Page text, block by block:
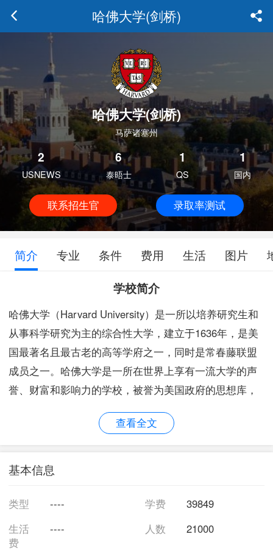
哈佛大学(剑桥)
哈佛大学(剑桥)
马萨诸塞州
2
USNEWS
6
泰晤士
1
QS
1
国内
联系招生官 录取率测试
简介 专业 条件 费用 生活 图片
学校简介
哈佛大学（Harvard University）是一所以培养研究生和
从事科学研究为主的综合性大学，建立于1636年，是美
国最著名且最古老的高等学府之一，同时是常春藤联盟
成员之一。哈佛大学是一所在世界上享有一流大学的声
誉、财富和影响力的学校，被誉为美国政府的思想库，
其商学院案例教学也盛名远播。在世界各报刊以及研究
机构的排行榜中，哈佛大学经常排世界第一。
查看全文
基本信息
类型 ---- 学费
39849
生活
费
---- 人数 21000